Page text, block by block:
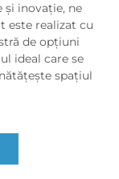
inovație, ne
este realizat cu
de opțiuni
ideal care se
spațiul